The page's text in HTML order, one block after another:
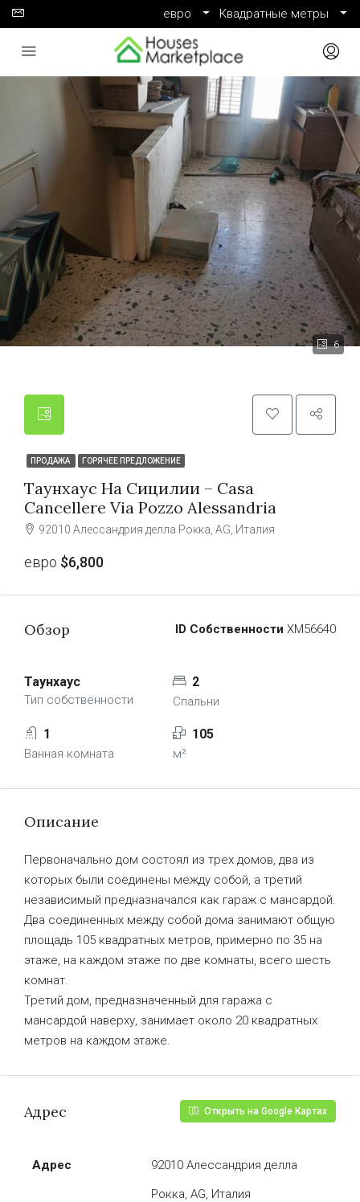
евро Квадратные метры
6
ПРОДАЖА ГОРЯЧЕЕ ПРЕДЛОЖЕНИЕ
Таунхаус На Сицилии – Casa
Cancellere Via Pozzo Alessandria
92010 Алессандрия делла Рокка, AG, Италия
евро $6,800
Обзор ID Собственности ХМ56640
Таунхаус
Тип собственности
2
Спальни
1
Ванная комната
105
м²
Описание
Первоначально дом состоял из трех домов, два из
которых были соединены между собой, а третий
независимый предназначался как гараж с мансардой.
Два соединенных между собой дома занимают общую
площадь 105 квадратных метров, примерно по 35 на
этаже, на каждом этаже по две комнаты, всего шесть
комнат.
Третий дом, предназначенный для гаража с
мансардой наверху, занимает около 20 квадратных
метров на каждом этаже.
Адрес Открыть на Google Картах
Адрес
92010 Алессандрия делла
Рокка, AG, Италия